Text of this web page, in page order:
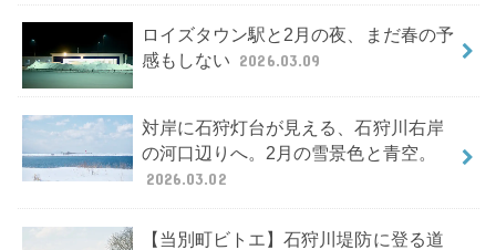
ロイズタウン駅と2月の夜、まだ春の予
感もしない 2026.03.09
対岸に石狩灯台が見える、石狩川右岸
の河口辺りへ。2月の雪景色と青空。
2026.03.02
【当別町ビトエ】石狩川堤防に登る道